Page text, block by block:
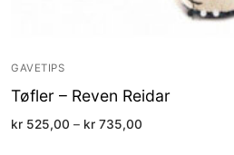
GAVETIPS
Tøfler – Reven Reidar
kr 525,00 – kr 735,00